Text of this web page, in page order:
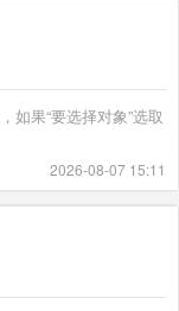
如果“要选择对象”选取
2026-08-07 15:11